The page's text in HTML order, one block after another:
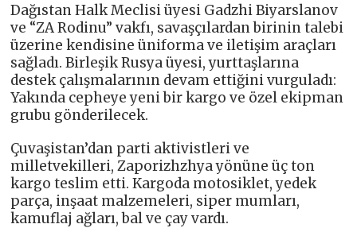
Dağıstan Halk Meclisi üyesi Gadzhi Biyarslanov
ve “ZA Rodinu” vakfı, savaşçılardan birinin talebi
üzerine kendisine üniforma ve iletişim araçları
sağladı. Birleşik Rusya üyesi, yurttaşlarına
destek çalışmalarının devam ettiğini vurguladı:
Yakında cepheye yeni bir kargo ve özel ekipman
grubu gönderilecek.
Çuvaşistan’dan parti aktivistleri ve
milletvekilleri, Zaporizhzhya yönüne üç ton
kargo teslim etti. Kargoda motosiklet, yedek
parça, inşaat malzemeleri, siper mumları,
kamuflaj ağları, bal ve çay vardı.